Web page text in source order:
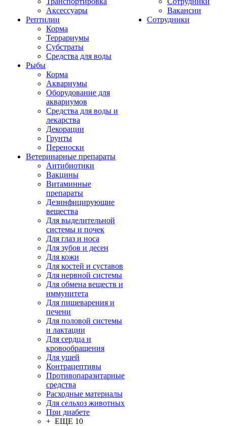
Аксессуары
Рептилии
Корма
Террариумы
Субстраты
Средства для воды
Рыбы
Корма
Аквариумы
Оборудование для
аквариумов
Средства для воды и
лекарства
Декорации
Грунты
Переноски
Ветеринарные препараты
Антибиотики
Вакцины
Витаминные
препараты
Дезинфицирующие
вещества
Для выделительной
системы и почек
Для глаз и носа
Для зубов и десен
Для кожи
Для костей и суставов
Для нервной системы
Для обмена веществ и
иммунитета
Для пищеварения и
печени
Для половой системы
и лактации
Для сердца и
кровообращения
Для ушей
Контрацептивы
Противопаразитарные
средства
Расходные материалы
Для сельхоз животных
При диабете
+ ЕЩЕ 10
Вакансии
Сотрудники